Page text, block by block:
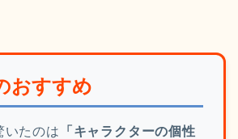
おすすめ
いたのは
「キャラクターの個性